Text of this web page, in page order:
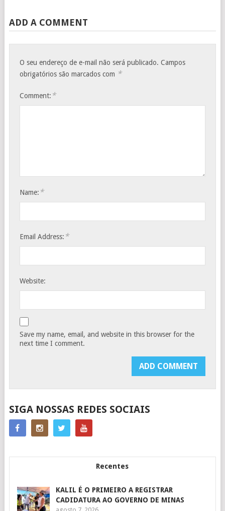
ADD A COMMENT
O seu endereço de e-mail não será publicado. Campos
obrigatórios são marcados com *
Comment: *
Name: *
Email Address: *
Website:
Save my name, email, and website in this browser for the
next time I comment.
SIGA NOSSAS REDES SOCIAIS
Recentes
KALIL É O PRIMEIRO A REGISTRAR
CADIDATURA AO GOVERNO DE MINAS